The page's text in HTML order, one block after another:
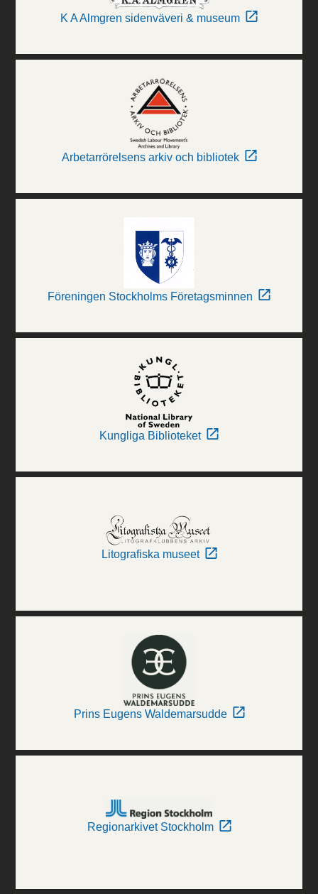
K A Almgren sidenväveri & museum
Arbetarrörelsens arkiv och bibliotek
Föreningen Stockholms Företagsminnen
Kungliga Biblioteket
Litografiska museet
Prins Eugens Waldemarsudde
Regionarkivet Stockholm